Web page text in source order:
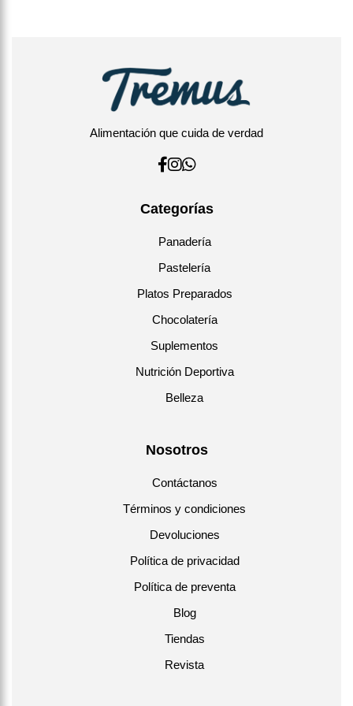
Mantener refrigerado hasta su consumo.
Alimentación que cuida de verdad
Categorías
Panadería
Pastelería
Platos Preparados
Chocolatería
Suplementos
Nutrición Deportiva
Belleza
Nosotros
Contáctanos
Términos y condiciones
Devoluciones
Política de privacidad
Política de preventa
Blog
Tiendas
Revista